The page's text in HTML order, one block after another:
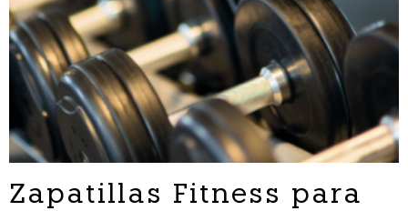
Zapatillas Fitness para